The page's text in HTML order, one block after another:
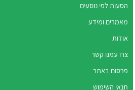
הסעות לפי נוסעים
מאמרים ומידע
אודות
צרו עמנו קשר
פרסום באתר
תנאי השימוש